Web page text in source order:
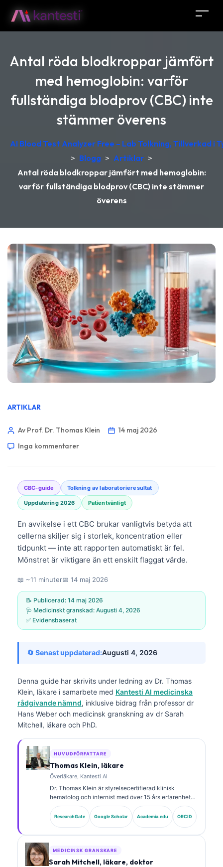
Antal röda blodkroppar jämfört
med hemoglobin: varför
fullständiga blodprov (CBC) inte
stämmer överens
AI Blood Test Analyzer Free – Lab Tolkning, Tillverkad i
> Blogg > Artiklar >
Antal röda blodkroppar jämfört med hemoglobin:
varför fullständiga blodprov (CBC) inte stämmer
överens
ARTIKLAR
Av Prof. Dr. Thomas Klein
14 maj 2026
Inga kommentarer
CBC-guide Tolkning av laboratorieresultat
Uppdatering 2026 Patientvänligt
En avvikelse i ett CBC brukar vanligtvis betyda att
cellerna skiljer sig i storlek, koncentration eller
tidpunkt — inte att rapporten automatiskt är fel.
Mönstret är viktigare än ett enskilt flaggat värde.
📖 ~11 minuter📅 14 maj 2026
📝 Publicerad: 14 maj 2026
🩺 Medicinskt granskad: Augusti 4, 2026
✅ Evidensbaserat
🔄 Senast uppdaterad:Augusti 4, 2026
Denna guide har skrivits under ledning av Dr. Thomas
Klein, läkare i samarbete med Kantesti AI medicinska
rådgivande nämnd, inklusive bidrag från professor dr
Hans Weber och medicinsk granskning av dr Sarah
Mitchell, läkare och PhD.
HUVUDFÖRFATTARE
Thomas Klein, läkare
Överläkare, Kantesti AI
Dr. Thomas Klein är styrelsecertifierad klinisk
hematolog och internist med över 15 års erfarenhet
av laboratoriemedicin och AI-assisterad klinisk
analys. Som Chief Medical Officer på Kantesti AI ger
han klinisk översyn av den medicinska
tolkning av biomarkörer och laboratoriediagnostik
inom laboratoriemedicinska områden.
ResearchGate Google Scholar Academia.edu ORCID
MEDICINSK GRANSKARE
Sarah Mitchell, läkare, doktor